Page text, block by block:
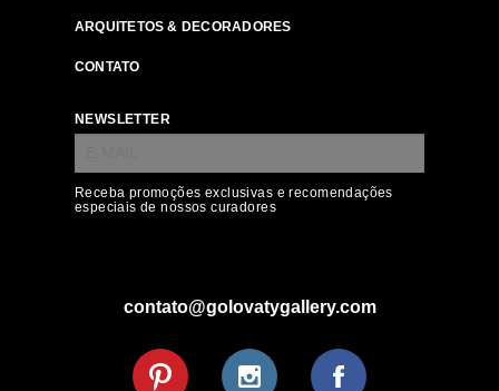
ARQUITETOS & DECORADORES
CONTATO
NEWSLETTER
Receba promoções exclusivas e recomendações
especiais de nossos curadores
contato@golovatygallery.com